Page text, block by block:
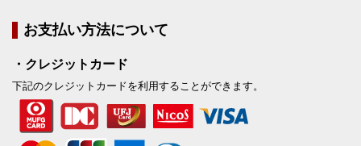
お支払い方法について
・クレジットカード
下記のクレジットカードを利用することができます。